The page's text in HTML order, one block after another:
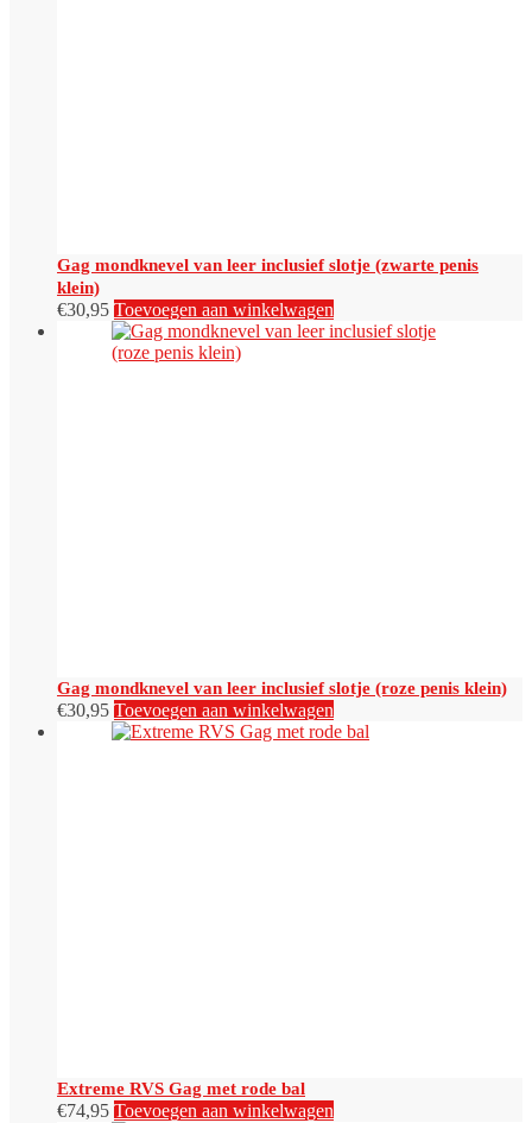
Gag mondknevel van leer inclusief slotje (zwarte penis
klein)
€30,95 Toevoegen aan winkelwagen
Gag mondknevel van leer inclusief slotje (roze penis klein)
€30,95 Toevoegen aan winkelwagen
Extreme RVS Gag met rode bal
€74,95 Toevoegen aan winkelwagen